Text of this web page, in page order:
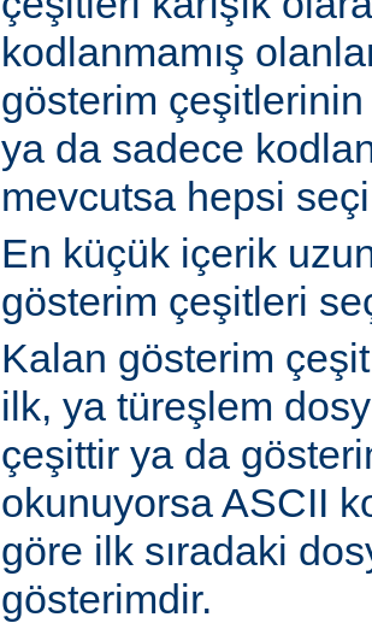
kodlanmamış
gösterim
ya da sadece
mevcutsa hepsi
En küçük içerik
gösterim çeşitleri
Kalan gösterim
ilk, ya türeşlem
çeşittir ya da
okunuyorsa ASCII
göre ilk sıradaki
gösterimdir.